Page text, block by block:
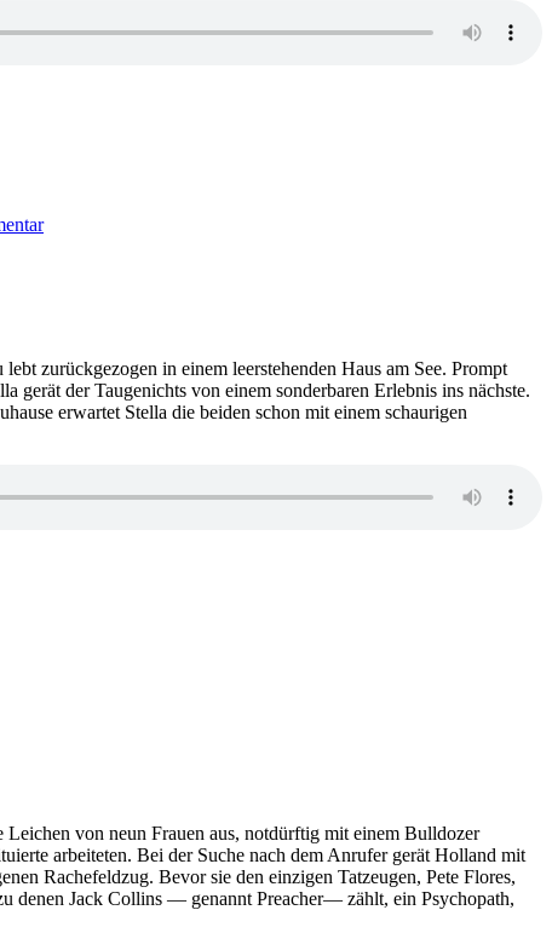
Michael
zurückgezogen in einem leerstehenden Haus am See. Prompt
gerät der Taugenichts von einem sonderbaren Erlebnis ins nächste.
erwartet Stella die beiden schon mit einem schaurigen
von neun Frauen aus, notdürftig mit einem Bulldozer
arbeiteten. Bei der Suche nach dem Anrufer gerät Holland mit
Rachefeldzug. Bevor sie den einzigen Tatzeugen, Pete Flores,
denen Jack Collins — genannt Preacher— zählt, ein Psychopath,